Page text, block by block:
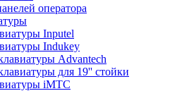
оператора
Inputel
Indukey
Advantech
для 19'' стойки
iMTC